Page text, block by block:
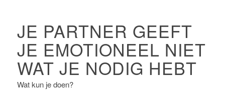
JE PARTNER GEEFT
JE EMOTIONEEL NIET
WAT JE NODIG HEBT
Wat kun je doen?